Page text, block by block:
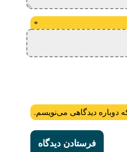
*
دوباره دیدگاهی می‌نویسم.